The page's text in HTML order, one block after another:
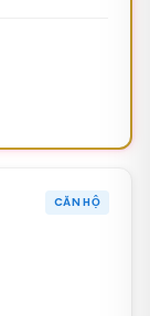
CĂN HỘ